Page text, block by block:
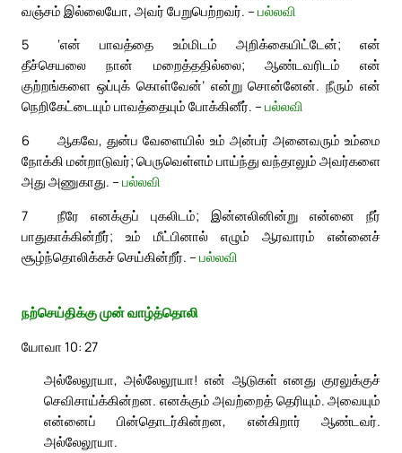
வஞ்சம் இல்லையோ, அவர் பேறுபெற்றவர். – பல்லவி
5
‘என் பாவத்தை உம்மிடம் அறிக்கையிட்டேன்; என்
தீச்செயலை நான் மறைத்ததில்லை; ஆண்டவரிடம் என்
குற்றங்களை ஒப்புக் கொள்வேன்’ என்று சொன்னேன். நீரும் என்
நெறிகேட்டையும் பாவத்தையும் போக்கினீர். – பல்லவி
6
ஆகவே, துன்ப வேளையில் உம் அன்பர் அனைவரும் உம்மை
நோக்கி மன்றாடுவர்; பெருவெள்ளம் பாய்ந்து வந்தாலும் அவர்களை
அது அணுகாது. – பல்லவி
7
நீரே எனக்குப் புகலிடம்; இன்னலினின்று என்னை நீர்
பாதுகாக்கின்றீர்; உம் மீட்பினால் எழும் ஆரவாரம் என்னைச்
சூழ்ந்தொலிக்கச் செய்கின்றீர். – பல்லவி
நற்செய்திக்கு முன் வாழ்த்தொலி
யோவா 10: 27
அல்லேலூயா, அல்லேலூயா! என் ஆடுகள் எனது குரலுக்குச்
செவிசாய்க்கின்றன. எனக்கும் அவற்றைத் தெரியும். அவையும்
என்னைப் பின்தொடர்கின்றன, என்கிறார் ஆண்டவர்.
அல்லேலூயா.